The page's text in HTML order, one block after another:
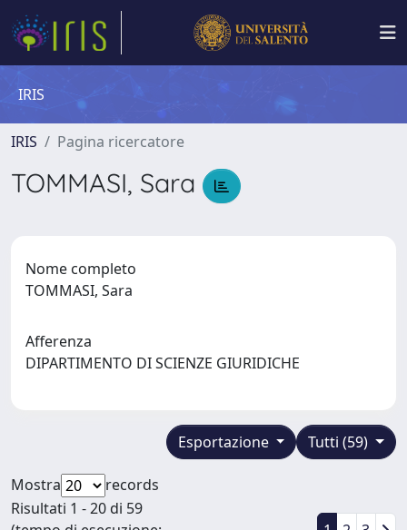
IRIS
IRIS Pagina ricercatore
TOMMASI, Sara
Nome completo
TOMMASI, Sara
Afferenza
DIPARTIMENTO DI SCIENZE GIURIDICHE
Tutti (59)
Esportazione
Mostra
records
Risultati 1 - 20 di 59